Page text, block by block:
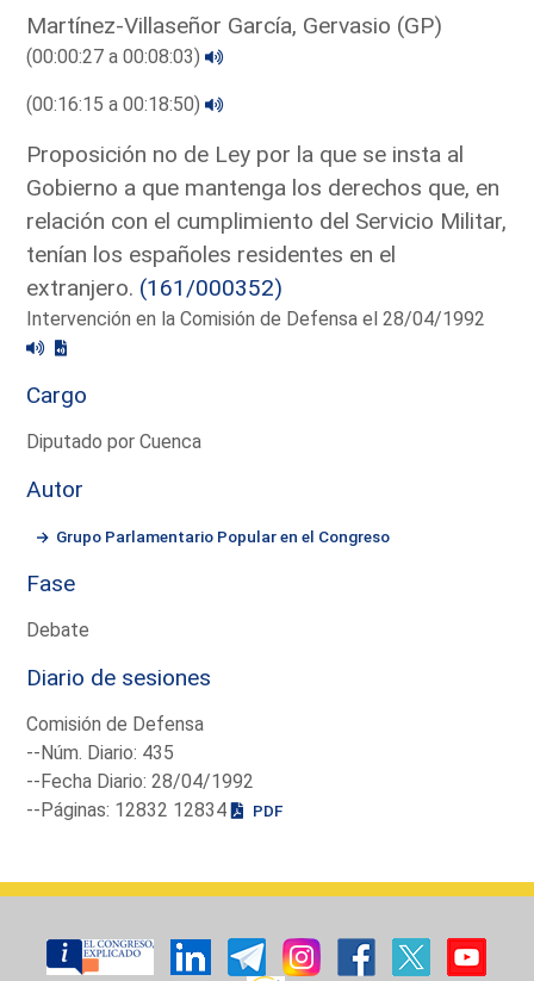
Martínez-Villaseñor García, Gervasio (GP)
(00:00:27 a 00:08:03)
(00:16:15 a 00:18:50)
Proposición no de Ley por la que se insta al
Gobierno a que mantenga los derechos que, en
relación con el cumplimiento del Servicio Militar,
tenían los españoles residentes en el
extranjero. (161/000352)
Intervención en la Comisión de Defensa el 28/04/1992
Cargo
Diputado por Cuenca
Autor
Grupo Parlamentario Popular en el Congreso
Fase
Debate
Diario de sesiones
Comisión de Defensa
--Núm. Diario: 435
--Fecha Diario: 28/04/1992
--Páginas: 12832 12834
PDF